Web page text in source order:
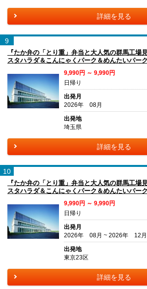
詳細を見る
9
『たか弁の「とり重」弁当と大人気の群馬工場
スタハラダ＆こんにゃくパーク＆めんたいパー
9,990円 ～ 9,990円
日帰り
出発月
2026年 08月
出発地
埼玉県
詳細を見る
10
『たか弁の「とり重」弁当と大人気の群馬工場
スタハラダ＆こんにゃくパーク＆めんたいパー
9,990円 ～ 9,990円
日帰り
出発月
2026年 08月 ~ 2026年 12月
出発地
東京23区
詳細を見る